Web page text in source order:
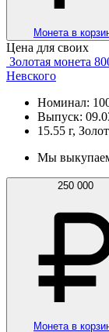
Монета в
Цена для своих
Золотая монета
Невского
Номинал:
Выпуск:
15.55 г,
Мы
250 000
Монета в